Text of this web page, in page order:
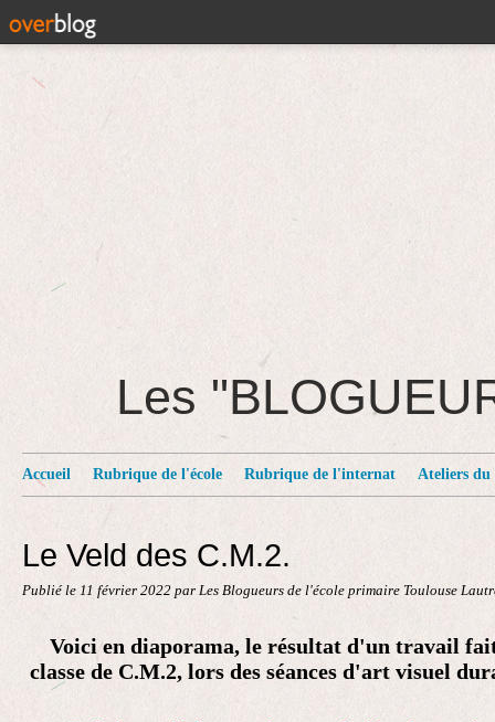
Les
Accueil Rubrique de l'école Rubrique de l'internat Ateliers du
Le Veld des C.M.2.
Publié le 11 février 2022 par Les Blogueurs de l'école primaire Toulouse
Voici en diaporama, le résultat d'un travail
classe de C.M.2, lors des séances d'art visuel